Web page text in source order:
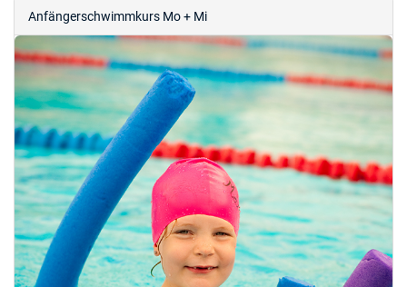
Anfängerschwimmkurs Mo + Mi